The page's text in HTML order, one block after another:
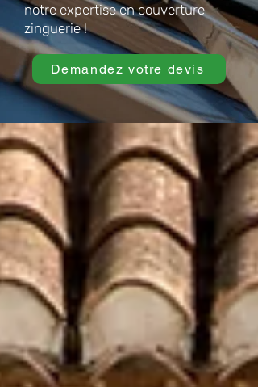
notre expertise en couverture
zinguerie !
Demandez votre devis